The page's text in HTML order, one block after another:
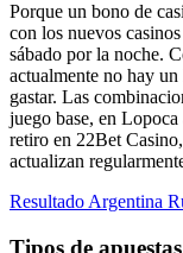
Porque un bono de
con los nuevos
sábado por la noche.
actualmente no hay
gastar. Las
juego base, en
retiro en 22Bet
actualizan
Resultado Argentina
Tipos de